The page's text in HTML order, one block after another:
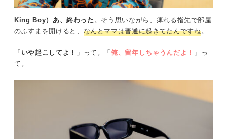
King Boy）あ、終わった 。そう思いながら、痺れる指先で部屋
のふすまを開けると、 なんとママは普通に起きてたんですね。
「 いや起こしてよ！ 」って。「俺、留年しちゃうんだよ！
」っ
て。